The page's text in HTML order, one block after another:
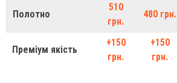
Полотно
510
грн.
480 грн.
Преміум якість
+150
грн.
+150
грн.